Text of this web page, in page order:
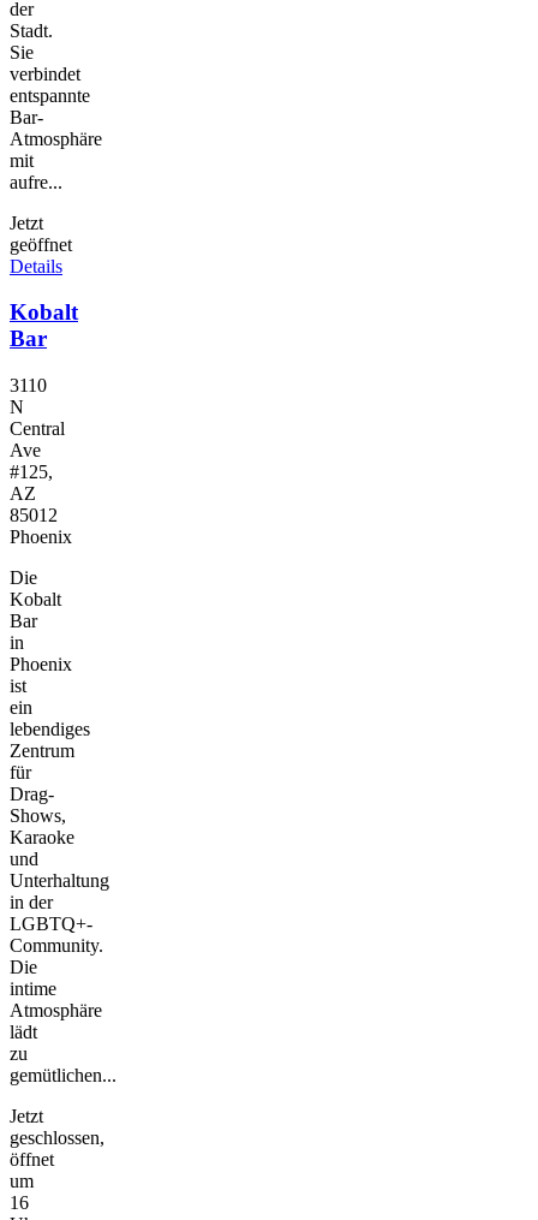
der
Stadt.
Sie
verbindet
entspannte
Bar-
Atmosphäre
mit
aufre...
Jetzt
geöffnet
Details
Kobalt
Bar
3110
N
Central
Ave
#125,
AZ
85012
Phoenix
Die
Kobalt
Bar
in
Phoenix
ist
ein
lebendiges
Zentrum
für
Drag-
Shows,
Karaoke
und
Unterhaltung
in der
LGBTQ+-
Community.
Die
intime
Atmosphäre
lädt
zu
gemütlichen...
Jetzt
geschlossen,
öffnet
um
16